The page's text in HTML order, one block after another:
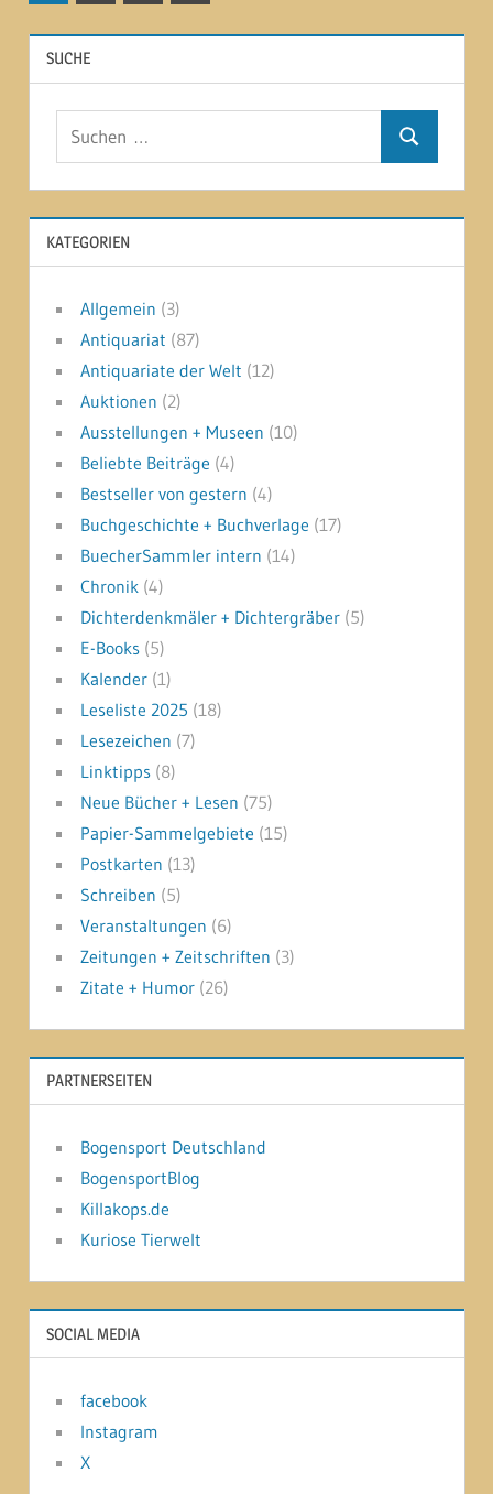
der
Beiträge
SUCHE
Suchen
KATEGORIEN
Allgemein (3)
Antiquariat (87)
Antiquariate der Welt (12)
Auktionen (2)
Ausstellungen + Museen (10)
Beliebte Beiträge (4)
Bestseller von gestern (4)
Buchgeschichte + Buchverlage (17)
BuecherSammler intern (14)
Chronik(4)
Dichterdenkmäler + Dichtergräber(5)
E-Books(5)
Kalender(1)
Leseliste 2025 (18)
Lesezeichen (7)
Linktipps(8)
Neue Bücher + Lesen (75)
Papier-Sammelgebiete (15)
Postkarten (13)
Schreiben (5)
Veranstaltungen (6)
Zeitungen + Zeitschriften (3)
Zitate + Humor(26)
PARTNERSEITEN
Bogensport Deutschland
BogensportBlog
Killakops.de
Kuriose Tierwelt
SOCIAL MEDIA
facebook
Instagram
X